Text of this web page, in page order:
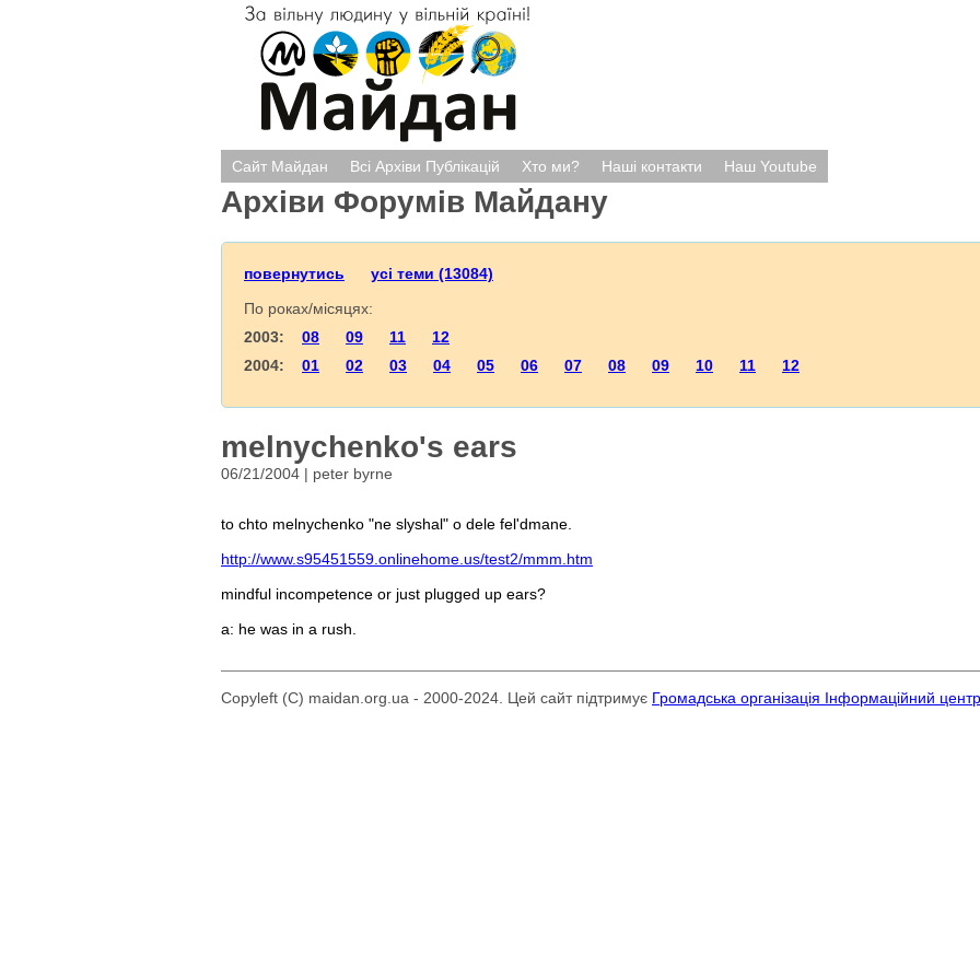
Сайт Майдан Всі Архіви Публікацій Хто ми? Наші контакти Наш Youtube
Архіви Форумів Майдану
повернутись
усі теми (13084)
По роках/місяцях:
2003: 08 09 11
12
2004: 01 02 03 04 05 06 07 08 09 10 11 12
melnychenko's ears
06/21/2004 | peter byrne
to chto melnychenko "ne slyshal" o dele fel'dmane.
http://www.s95451559.onlinehome.us/test2/mmm.htm
mindful incompetence or just plugged up ears?
a: he was in a rush.
Copyleft (C) maidan.org.ua - 2000-2024. Цей сайт підтримує Громадська організація Інформаційний